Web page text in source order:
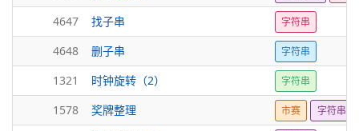
4647 找子串 字符串
4648 删子串 字符串
1321 时钟旋转（2） 字符串
1578 奖牌整理 市赛 字符串